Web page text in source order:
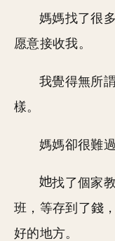
媽媽找了很
愿意接收我。
我覺得無所
樣。
媽媽卻很難過
找了個家
班，等存到了錢
好的地方。